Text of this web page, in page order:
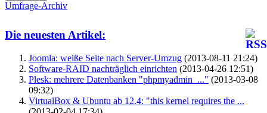
Umfrage-Archiv
Die neuesten Artikel:
Joomla: weiße Seite nach Server-Umzug (2013-08-11 21:24)
Software-RAID nachträglich einrichten (2013-04-26 12:51)
Plesk: mehrere Datenbanken "phpmyadmin_..." (2013-03-08
09:32)
VirtualBox & Ubuntu ab 12.4: "this kernel requires the ...